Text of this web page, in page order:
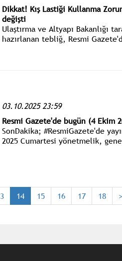
Dikkat! Kış Lastiği Kullanma
değişti
Ulaştırma ve Altyapı Bakanlığı
hazırlanan tebliğ, Resmi
03.10.2025 23:59
Resmi Gazete'de bugün (4 Ekim
SonDakika; #ResmiGazete'de
2025 Cumartesi yönetmelik,
14 15 16 17 18 >